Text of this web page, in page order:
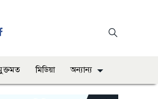
মিডিয়া অন্যান্য